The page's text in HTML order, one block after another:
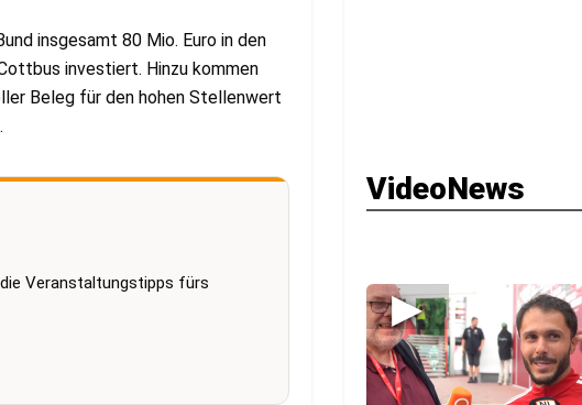
insgesamt 80 Mio. Euro in den
investiert. Hinzu kommen
Beleg für den hohen Stellenwert
Veranstaltungstipps fürs
VideoNews
▶